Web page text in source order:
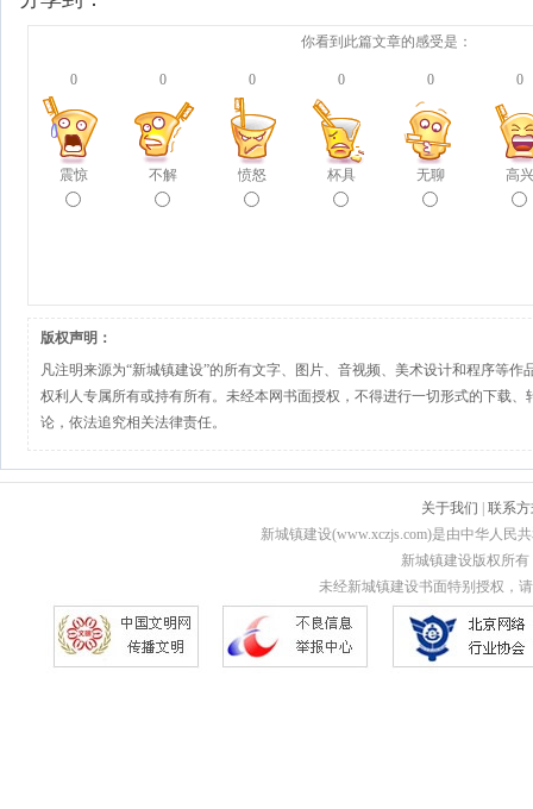
你看到此篇文章的感受是：
0
震惊
0
不解
0
愤怒
0
杯具
0
无聊
0
高兴
版权声明：
凡注明来源为“新城镇建设”的所有文字、图片、音视频、美术设计和程序等作
权利人专属所有或持有所有。未经本网书面授权，不得进行一切形式的下载、
论，依法追究相关法律责任。
关于我们
联系
新城镇建设(www.xczjs.com)是由中华人民
新城镇建设版权所有
未经新城镇建设书面特别授权，